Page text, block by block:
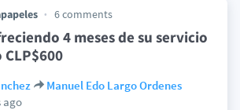
6 comments
4 meses de su servicio
Manuel Edo Largo Ordenes
ago